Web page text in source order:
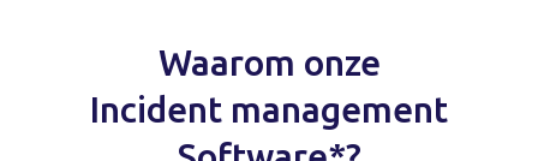
Waarom onze
Incident management